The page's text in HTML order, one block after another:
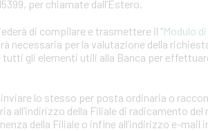
per chiamate dall’Estero.
di compilare e trasmettere il “Modulo
necessaria per la valutazione della
gli elementi utili alla Banca per
lo stesso per posta ordinaria o
all’indirizzo della Filiale di radicamento
della Filiale o infine all’indirizzo e-mail